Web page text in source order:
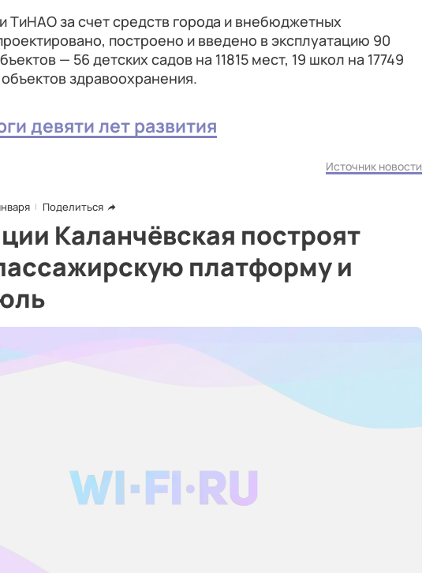
ТиНАО за счет средств города и внебюджетных
построено и введено в эксплуатацию 90
— 56 детских садов на 11815 мест, 19 школ на 17749
здравоохранения.
девяти лет развития
Источник новости
Поделиться
Каланчёвская построят
платформу и